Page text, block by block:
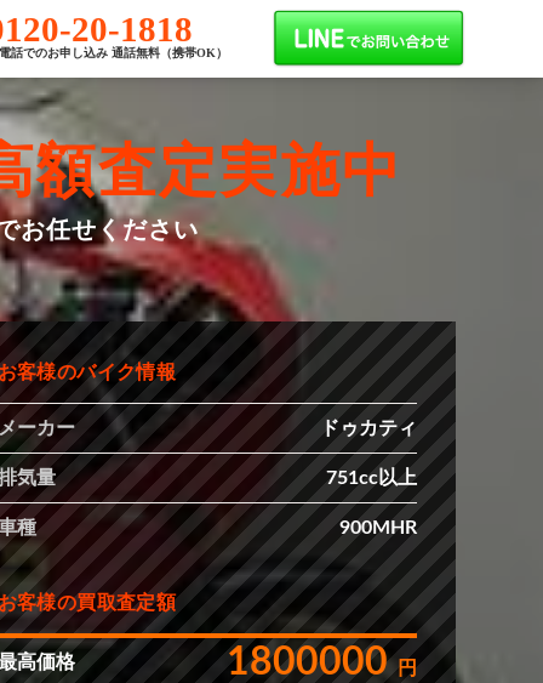
20-1818
話でのお申し込み 通話無料（携帯OK）
額査定実施中
お任せください
客様のバイク情報
ーカー ドゥカティ
気量 751cc以上
種 900MHR
客様の買取査定額
高価格 1800000 円